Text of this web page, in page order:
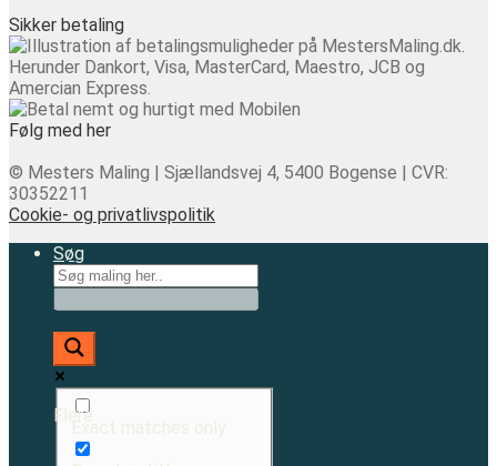
Sikker betaling
Følg med her
© Mesters Maling | Sjællandsvej 4, 5400 Bogense | CVR:
30352211
Cookie- og privatlivspolitik
Søg
Flere
Exact matches only